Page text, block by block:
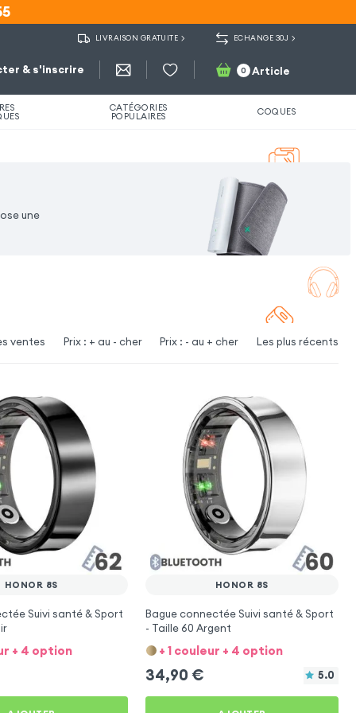
LIVRAISON GRATUITE ECHANGE 30J
& s'inscrire 0 Article
CATÉGORIES
POPULAIRES COQUES
une
ventes Prix : + au - cher Prix : - au + cher Les plus récents
HONOR 8S
Suivi santé & Sport
+ 4 option
HONOR 8S
Bague connectée Suivi santé & Sport
- Taille 60 Argent
+ 1 couleur + 4 option
34,90 € 5.0